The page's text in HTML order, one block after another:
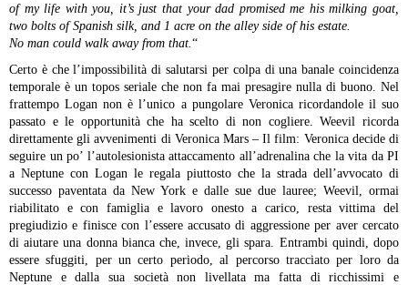
of my life with you, it’s just that your dad promised me his milking goat,
two bolts of Spanish silk, and 1 acre on the alley side of his estate.
No man could walk away from that. “
Certo è che l’impossibilità di salutarsi per colpa di una banale coincidenza
temporale è un topos seriale che non fa mai presagire nulla di buono. Nel
frattempo Logan non è l’unico a pungolare Veronica ricordandole il suo
passato e le opportunità che ha scelto di non cogliere. Weevil ricorda
direttamente gli avvenimenti di Veronica Mars – Il film: Veronica decide di
seguire un po’ l’autolesionista attaccamento all’adrenalina che la vita da PI
a Neptune con Logan le regala piuttosto che la strada dell’avvocato di
successo paventata da New York e dalle sue due lauree; Weevil, ormai
riabilitato e con famiglia e lavoro onesto a carico, resta vittima del
pregiudizio e finisce con l’essere accusato di aggressione per aver cercato
di aiutare una donna bianca che, invece, gli spara. Entrambi quindi, dopo
essere sfuggiti, per un certo periodo, al percorso tracciato per loro da
Neptune e dalla sua società non livellata ma fatta di ricchissimi e